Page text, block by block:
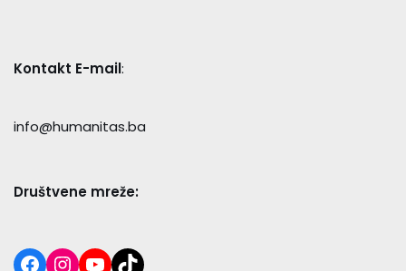
Kontakt E-mail:
info@humanitas.ba
Društvene mreže: